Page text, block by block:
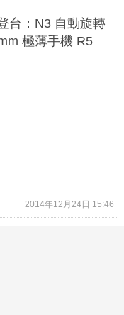
台：N3 自動旋轉
極薄手機 R5
2014年12月24日 15:46